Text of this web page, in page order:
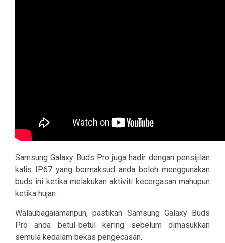
Samsung Galaxy Buds Pro juga hadir dengan pensijilan
kalis IP67 yang bermaksud anda boleh menggunakan
buds ini ketika melakukan aktiviti kecergasan mahupun
ketika hujan.
Walaubagaiamanpun, pastikan Samsung Galaxy Buds
Pro anda betul-betul kering sebelum dimasukkan
semula kedalam bekas pengecasan.